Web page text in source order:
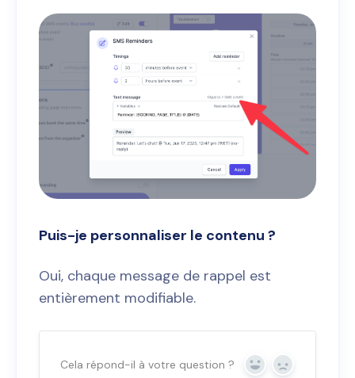
Puis-je personnaliser le contenu ?
Oui, chaque message de rappel est
entièrement modifiable.
Cela répond-il à votre question ? Oui Non